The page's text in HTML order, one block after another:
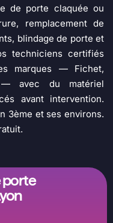
de porte claquée ou
remplacement de
blindage de porte et
techniciens certifiés
marques — Fichet,
— avec du matériel
avant intervention.
3ème et ses environs.
porte